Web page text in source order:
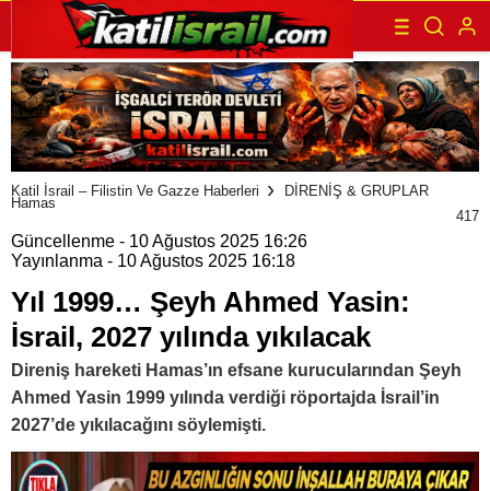
Katil İsrail – Filistin Ve Gazze Haberleri DİRENİŞ & GRUPLAR
Hamas
417
Güncellenme - 10 Ağustos 2025 16:26
Yayınlanma - 10 Ağustos 2025 16:18
Yıl 1999… Şeyh Ahmed Yasin:
İsrail, 2027 yılında yıkılacak
Direniş hareketi Hamas’ın efsane kurucularından Şeyh
Ahmed Yasin 1999 yılında verdiği röportajda İsrail’in
2027’de yıkılacağını söylemişti.